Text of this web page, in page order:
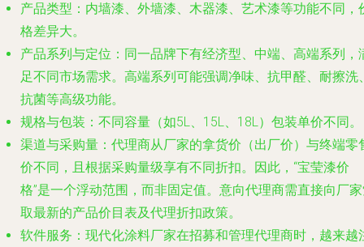
产品类型 ：内墙漆、外墙漆、木器漆、艺术漆等功能不同，
格差异大。
产品系列与定位 ：同一品牌下有经济型、中端、高端系列，
足不同市场需求。高端系列可能强调净味、抗甲醛、耐擦洗
抗菌等高级功能。
规格与包装 ：不同容量（如5L、15L、18L）包装单价不同。
渠道与采购量 ：代理商从厂家的拿货价（出厂价）与终端零
价不同，且根据采购量级享有不同折扣。因此，“宝莹漆价
格”是一个浮动范围，而非固定值。意向代理商需直接向厂
取最新的产品价目表及代理折扣政策。
软件服务 ：现代化涂料厂家在招募和管理代理商时，越来越